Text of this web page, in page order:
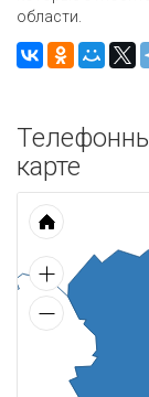
области.
карте